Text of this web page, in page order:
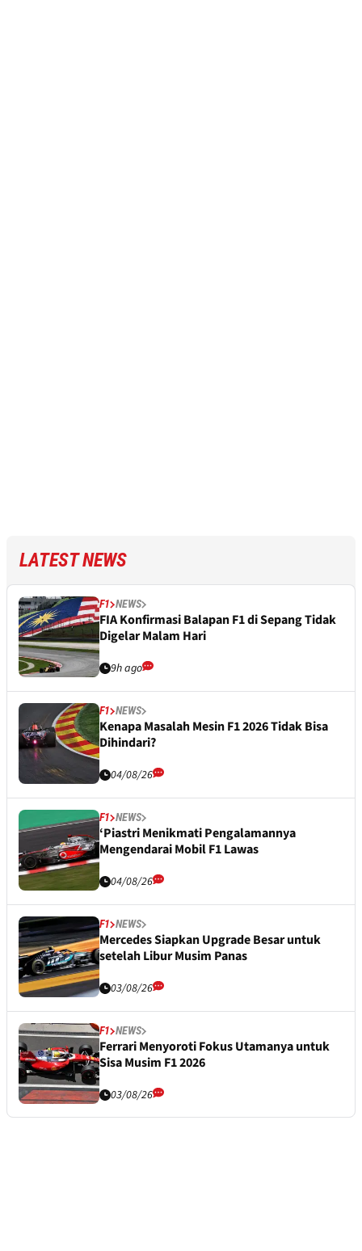
LATEST NEWS
F1 NEWS
FIA Konfirmasi Balapan F1 di Sepang Tidak
Digelar Malam Hari
9h ago
F1 NEWS
Kenapa Masalah Mesin F1 2026 Tidak Bisa
Dihindari?
04/08/26
F1 NEWS
‘Piastri Menikmati Pengalamannya
Mengendarai Mobil F1 Lawas
04/08/26
F1 NEWS
Mercedes Siapkan Upgrade Besar untuk
setelah Libur Musim Panas
03/08/26
F1 NEWS
Ferrari Menyoroti Fokus Utamanya untuk
Sisa Musim F1 2026
03/08/26